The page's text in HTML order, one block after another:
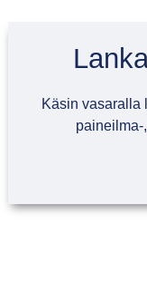
Käsin vasaralla